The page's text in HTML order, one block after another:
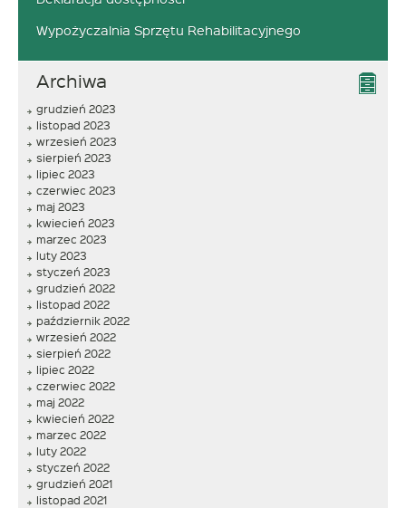
Wypożyczalnia Sprzętu Rehabilitacyjnego
Archiwa
grudzień 2023
listopad 2023
wrzesień 2023
sierpień 2023
lipiec 2023
czerwiec 2023
maj 2023
kwiecień 2023
marzec 2023
luty 2023
styczeń 2023
grudzień 2022
listopad 2022
październik 2022
wrzesień 2022
sierpień 2022
lipiec 2022
czerwiec 2022
maj 2022
kwiecień 2022
marzec 2022
luty 2022
styczeń 2022
grudzień 2021
listopad 2021